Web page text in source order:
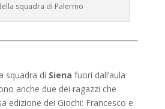
squadra di Palermo
squadra di Siena fuori dall’aula
anche due dei ragazzi che
edizione dei Giochi: Francesco e